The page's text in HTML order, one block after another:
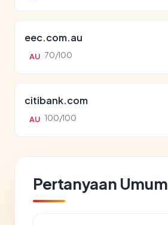
eec.com.au
AU 70/100
citibank.com
AU 100/100
Pertanyaan Umum